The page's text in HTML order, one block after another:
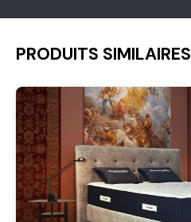
PRODUITS SIMILAIRES